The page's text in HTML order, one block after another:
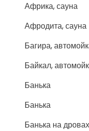
Африка, сауна
Афродита, сауна
Багира,
Байкал,
Банька
Банька
Банька на